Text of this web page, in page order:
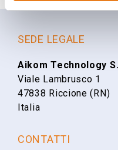
Mercury
riguardo?
Nome
Cognome
SEDE LEGALE
Aikom Technology
Viale Lambrusco 1
47838 Riccione (RN)
Italia
CONTATTI